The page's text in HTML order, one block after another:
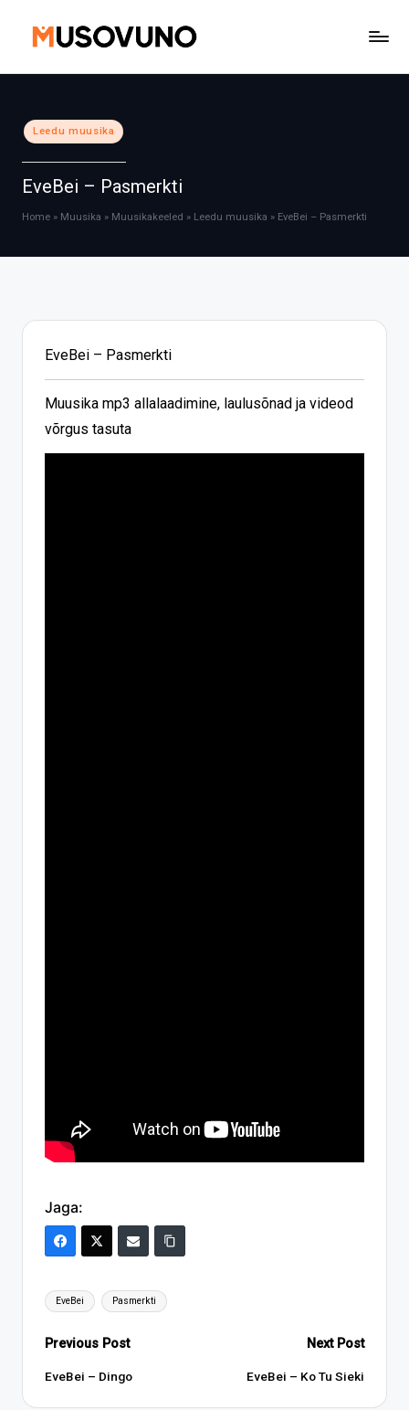
Posted
in
Leedu muusika
EveBei – Pasmerkti
Home » Muusika » Muusikakeeled » Leedu muusika » EveBei – Pasmerkti
EveBei – Pasmerkti
Muusika mp3 allalaadimine, laulusõnad ja videod
võrgus tasuta
Jaga:
Tags:
EveBei Pasmerkti
Post
navigation
Previous Post
EveBei – Dingo
Next Post
EveBei – Ko Tu Sieki